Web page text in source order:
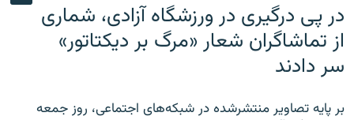
در پی درگیری در ورزشگاه آزادی، شماری
از تماشاگران شعار «مرگ بر دیکتاتور»
سر دادند
بر پایه تصاویر منتشرشده در شبکه‌های اجتماعی، روز جمعه